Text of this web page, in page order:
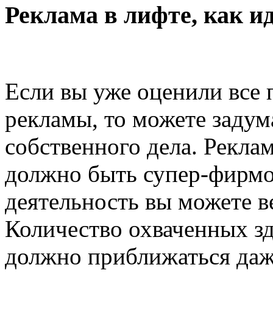
Реклама в лифте, как
Если вы уже оценили все
рекламы, то можете
собственного дела.
должно быть супер-
деятельность вы можете
Количество охваченных
должно приближаться